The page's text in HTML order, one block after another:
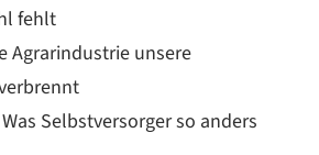
fehlt
Agrarindustrie unsere
Selbstversorger so anders